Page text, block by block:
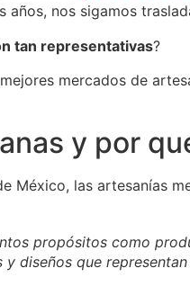
años, nos sigamos
tan representativas?
mercados de
y por
México, las artesanías
propósitos como
diseños que